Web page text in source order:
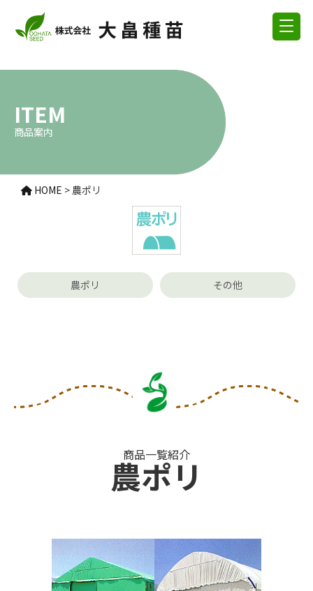
ITEM
商品案内
HOME > 農ポリ
農ポリ その他
商品一覧紹介
農ポリ